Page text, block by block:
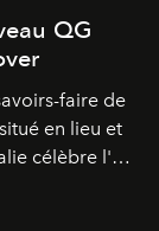
QG
faire de
en lieu et
célèbre l'art